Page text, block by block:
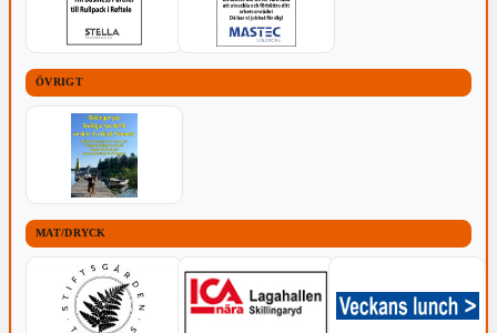
ÖVRIGT
MAT/DRYCK